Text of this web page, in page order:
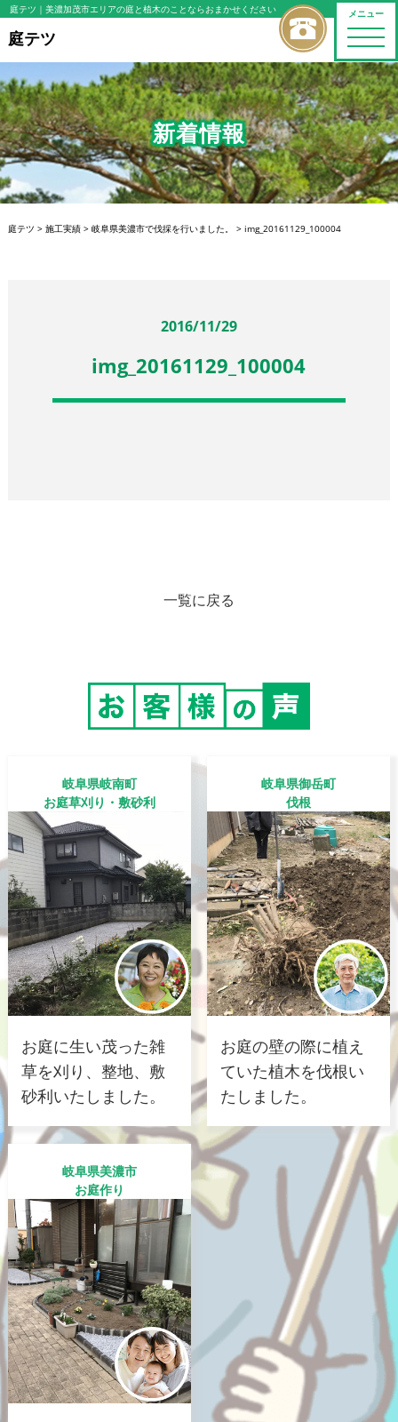
メニュー
toggle
庭テツ ｜美濃加茂市エリアの庭と植木のことならおまかせください
庭テツ
新着情報
庭テツ > 施工実績> 岐阜県美濃市で伐採を行いました。 > img_20161129_100004
2016/11/29
img_20161129_100004
一覧に戻る
岐阜県岐南町
お庭草刈り・敷砂利
お庭に生い茂った雑
草を刈り、整地、敷
砂利いたしました。
岐阜県御岳町
伐根
お庭の壁の際に植え
ていた植木を伐根い
たしました。
岐阜県美濃市
お庭作り